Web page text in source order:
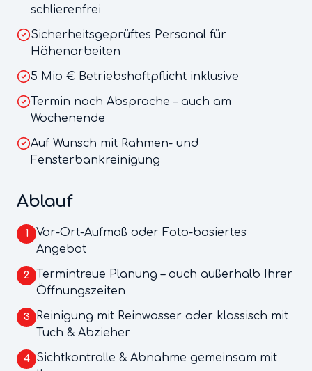
schlierenfrei
Sicherheitsgeprüftes Personal für
Höhenarbeiten
5 Mio € Betriebshaftpflicht inklusive
Termin nach Absprache – auch am
Wochenende
Auf Wunsch mit Rahmen- und
Fensterbankreinigung
Ablauf
1
Vor-Ort-Aufmaß oder Foto-basiertes
Angebot
2
Termintreue Planung – auch außerhalb Ihrer
Öffnungszeiten
3
Reinigung mit Reinwasser oder klassisch mit
Tuch & Abzieher
4
Sichtkontrolle & Abnahme gemeinsam mit